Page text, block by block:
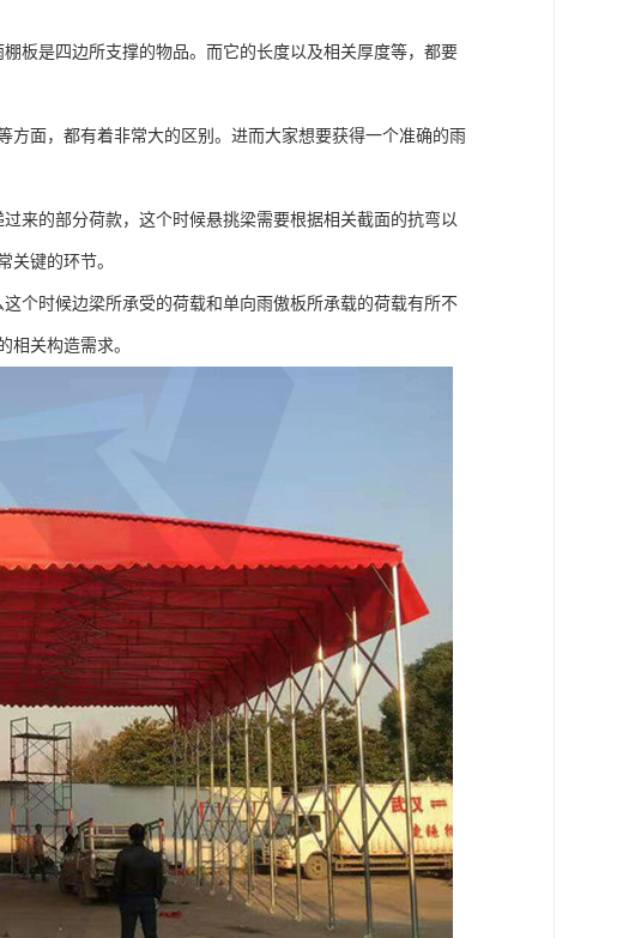
板是四边所支撑的物品。而它的长度以及相关厚度等，都要
面，都有着非常大的区别。进而大家想要获得一个准确的雨
来的部分荷款，这个时候悬挑梁需要根据相关截面的抗弯以
关键的环节。
个时候边梁所承受的荷载和单向雨傲板所承载的荷载有所不
相关构造需求。